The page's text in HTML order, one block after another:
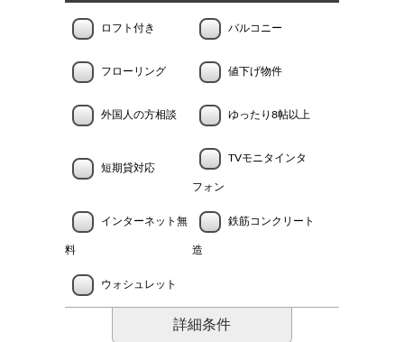
ロフト付き バルコニー
フローリング 値下げ物件
外国人の方相談 ゆったり8帖以上
短期貸対応
TVモニタインタ
フォン
インターネット無
料
鉄筋コンクリート
造
ウォシュレット